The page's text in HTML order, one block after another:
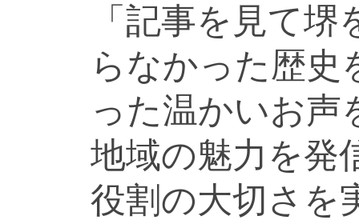
「記事を見て
らなかった歴史
った温かいお声
地域の魅力を発
役割の大切さを